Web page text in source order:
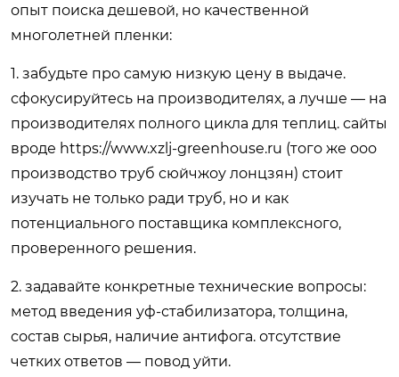
опыт поиска дешевой, но качественной
многолетней пленки:
1. забудьте про самую низкую цену в выдаче.
сфокусируйтесь на производителях, а лучше — на
производителях полного цикла для теплиц. сайты
вроде https://www.xzlj-greenhouse.ru (того же ооо
производство труб сюйчжоу лонцзян) стоит
изучать не только ради труб, но и как
потенциального поставщика комплексного,
проверенного решения.
2. задавайте конкретные технические вопросы:
метод введения уф-стабилизатора, толщина,
состав сырья, наличие антифога. отсутствие
четких ответов — повод уйти.